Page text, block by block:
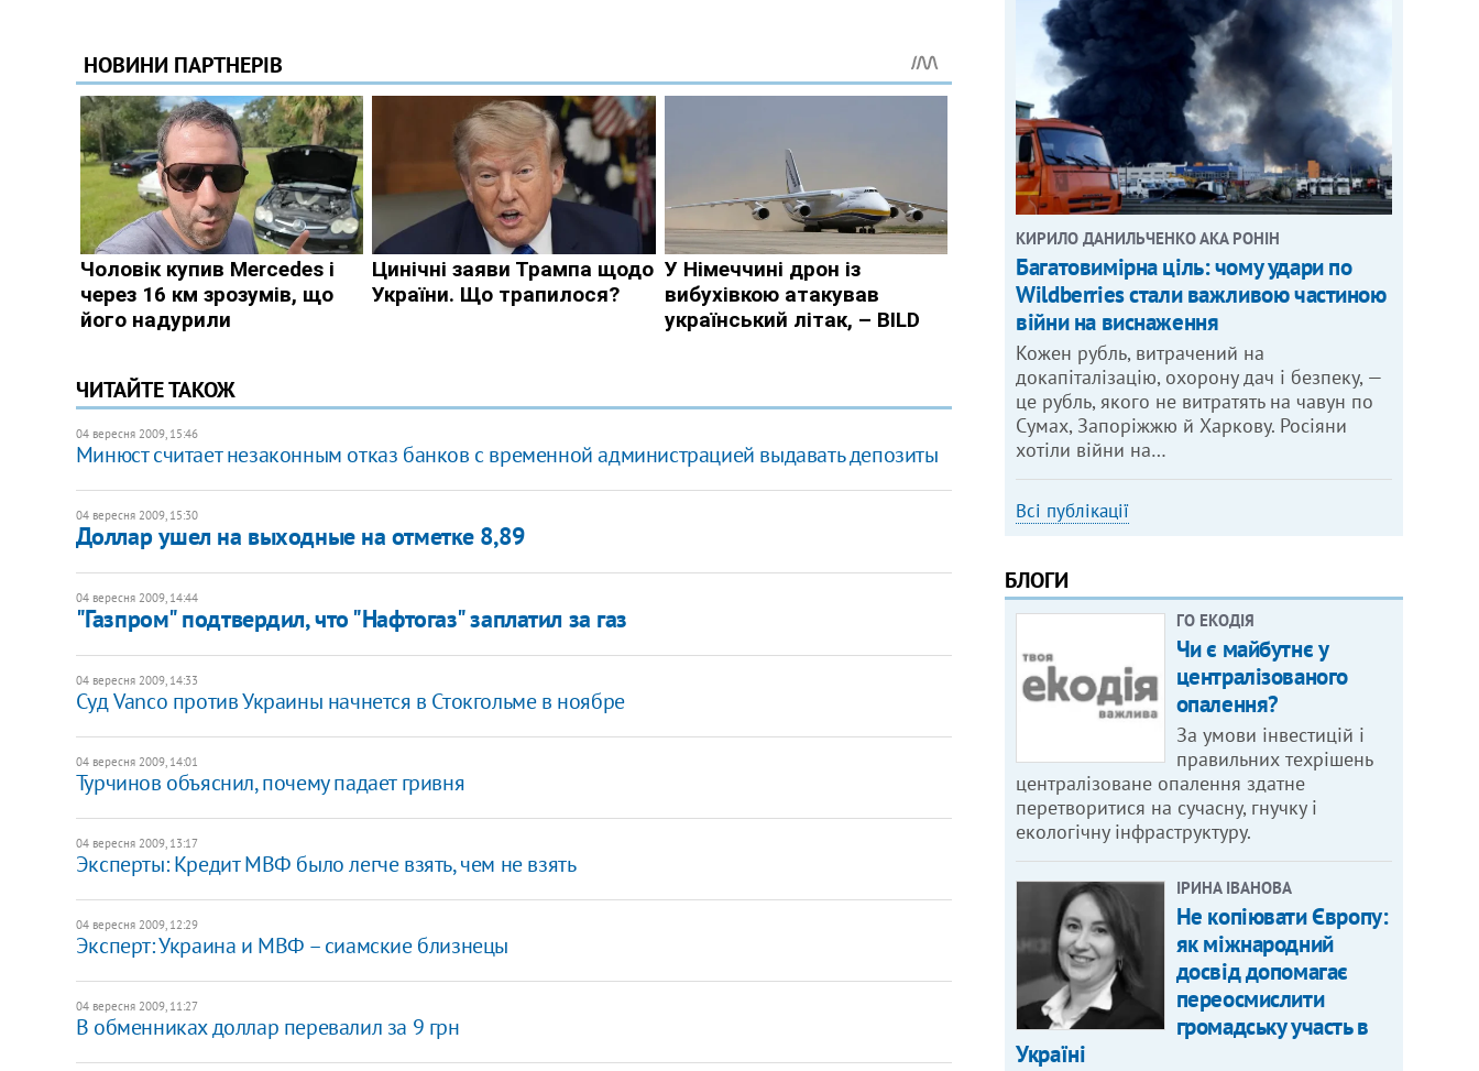
ЧИТАЙТЕ ТАКОЖ
04 вересня 2009, 15:46
Минюст считает незаконным отказ банков с временной администрацией выдавать депозиты
04 вересня 2009, 15:30
Доллар ушел на выходные на отметке 8,89
04 вересня 2009, 14:44
"Газпром" подтвердил, что "Нафтогаз" заплатил за газ
04 вересня 2009, 14:33
Суд Vanco против Украины начнется в Стокгольме в ноябре
04 вересня 2009, 14:01
Турчинов объяснил, почему падает гривня
04 вересня 2009, 13:17
Эксперты: Кредит МВФ было легче взять, чем не взять
04 вересня 2009, 12:29
Эксперт: Украина и МВФ – сиамские близнецы
04 вересня 2009, 11:27
В обменниках доллар перевалил за 9 грн
КИРИЛО ДАНИЛЬЧЕНКО АКА РОНІН
Багатовимірна ціль: чому удари по
Wildberries стали важливою частиною
війни на виснаження
Кожен рубль, витрачений на
докапіталізацію, охорону дач і безпеку, —
це рубль, якого не витратять на чавун по
Сумах, Запоріжжю й Харкову. Росіяни
хотіли війни на…
Всі публікації
БЛОГИ
ГО ЕКОДІЯ
Чи є майбутнє у
централізованого
опалення?
За умови інвестицій і
правильних техрішень
централізоване опалення здатне
перетворитися на сучасну, гнучку і
екологічну інфраструктуру.
ІРИНА ІВАНОВА
Не копіювати Європу:
як міжнародний
досвід допомагає
переосмислити
громадську участь в
Україні